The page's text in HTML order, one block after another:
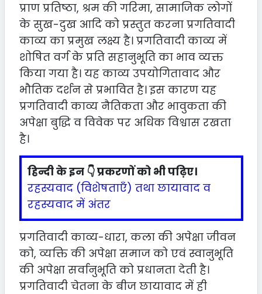
प्राण प्रतिष्ठा, श्रम की गरिमा, सामाजिक लोगों
के सुख-दुख आदि को प्रस्तुत करना प्रगतिवादी
काव्य का प्रमुख लक्ष्य है। प्रगतिवादी काव्य में
शोषित वर्ग के प्रति सहानुभूति का भाव व्यक्त
किया गया है। यह काव्य उपयोगितावाद और
भौतिक दर्शन से प्रभावित है। इस कारण यह
प्रगतिवादी काव्य नैतिकता और भावुकता की
अपेक्षा बुद्धि व विवेक पर अधिक विश्वास रखता
है।
हिन्दी के इन 👇 प्रकरणों को भी पढ़िए।
रहस्यवाद (विशेषताएँ) तथा छायावाद व
रहस्यवाद में अंतर
प्रगतिवादी काव्य-धारा, कला की अपेक्षा जीवन
को, व्यक्ति की अपेक्षा समाज को एवं स्वानुभूति
की अपेक्षा सर्वानुभूति को प्रधानता देती है।
प्रगतिवादी चेतना के बीज छायावाद में ही